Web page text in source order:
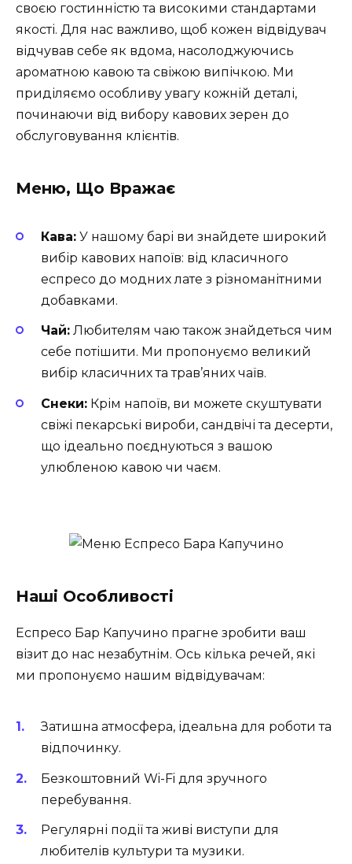
своєю гостинністю та високими стандартами
якості. Для нас важливо, щоб кожен відвідувач
відчував себе як вдома, насолоджуючись
ароматною кавою та свіжою випічкою. Ми
приділяємо особливу увагу кожній деталі,
починаючи від вибору кавових зерен до
обслуговування клієнтів.
Меню, Що Вражає
Кава: У нашому барі ви знайдете широкий
вибір кавових напоїв: від класичного
еспресо до модних лате з різноманітними
добавками.
Чай: Любителям чаю також знайдеться чим
себе потішити. Ми пропонуємо великий
вибір класичних та трав’яних чаїв.
Снеки: Крім напоїв, ви можете скуштувати
свіжі пекарські вироби, сандвічі та десерти,
що ідеально поєднуються з вашою
улюбленою кавою чи чаєм.
Наші Особливості
Еспресо Бар Капучино прагне зробити ваш
візит до нас незабутнім. Ось кілька речей, які
ми пропонуємо нашим відвідувачам:
Затишна атмосфера, ідеальна для роботи та
відпочинку.
Безкоштовний Wi-Fi для зручного
перебування.
Регулярні події та живі виступи для
любителів культури та музики.